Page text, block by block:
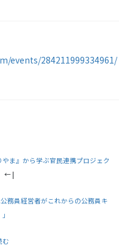
events/284211999334961/
ま』から学ぶ官民連携プロジェク
← |
務員経営者がこれからの公務員キ
む